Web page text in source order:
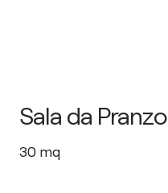
Sala da Pranzo
30 mq